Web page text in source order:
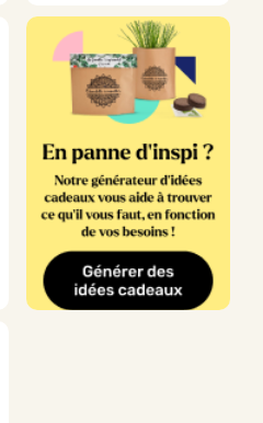
produit
plusieurs
variations.
peuvent
choisies
sur
page
du
produit